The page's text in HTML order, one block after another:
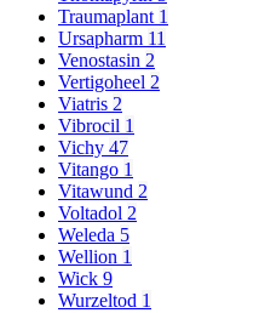
Traumaplant 1
Ursapharm 11
Venostasin 2
Vertigoheel 2
Viatris 2
Vibrocil 1
Vichy 47
Vitango 1
Vitawund 2
Voltadol 2
Weleda 5
Wellion 1
Wick 9
Wurzeltod 1